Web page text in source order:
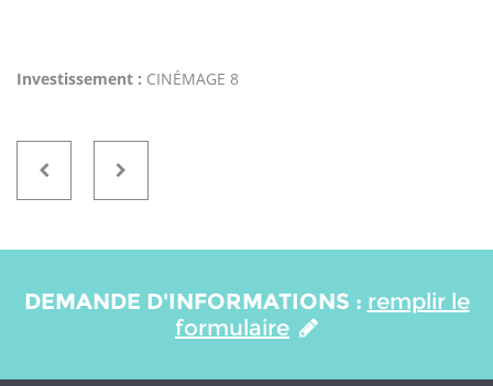
Investissement : CINÉMAGE 8
DEMANDE D'INFORMATIONS : remplir le
formulaire